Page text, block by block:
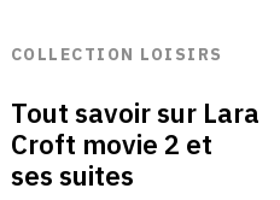
COLLECTION LOISIRS
Tout savoir sur Lara
Croft movie 2 et
ses suites